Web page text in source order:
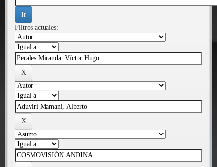
Filtros actuales: